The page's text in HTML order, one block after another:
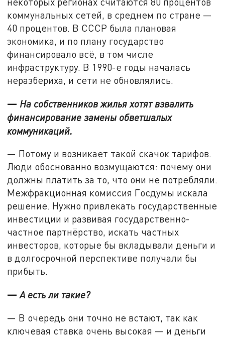
коммунальных сетей, в среднем по стране —
40 процентов. В СССР была плановая
экономика, и по плану государство
финансировало всё, в том числе
инфраструктуру. В 1990-е годы началась
неразбериха, и сети не обновлялись.
— На собственников жилья хотят взвалить
финансирование замены обветшалых
коммуникаций.
— Потому и возникает такой скачок тарифов.
Люди обоснованно возмущаются: почему они
должны платить за то, что они не потребляли.
Межфракционная комиссия Госдумы искала
решение. Нужно привлекать государственные
инвестиции и развивая государственно-
частное партнёрство, искать частных
инвесторов, которые бы вкладывали деньги и
в долгосрочной перспективе получали бы
прибыть.
—А есть ли такие?
— В очередь они точно не встают, так как
ключевая ставка очень высокая — и деньги